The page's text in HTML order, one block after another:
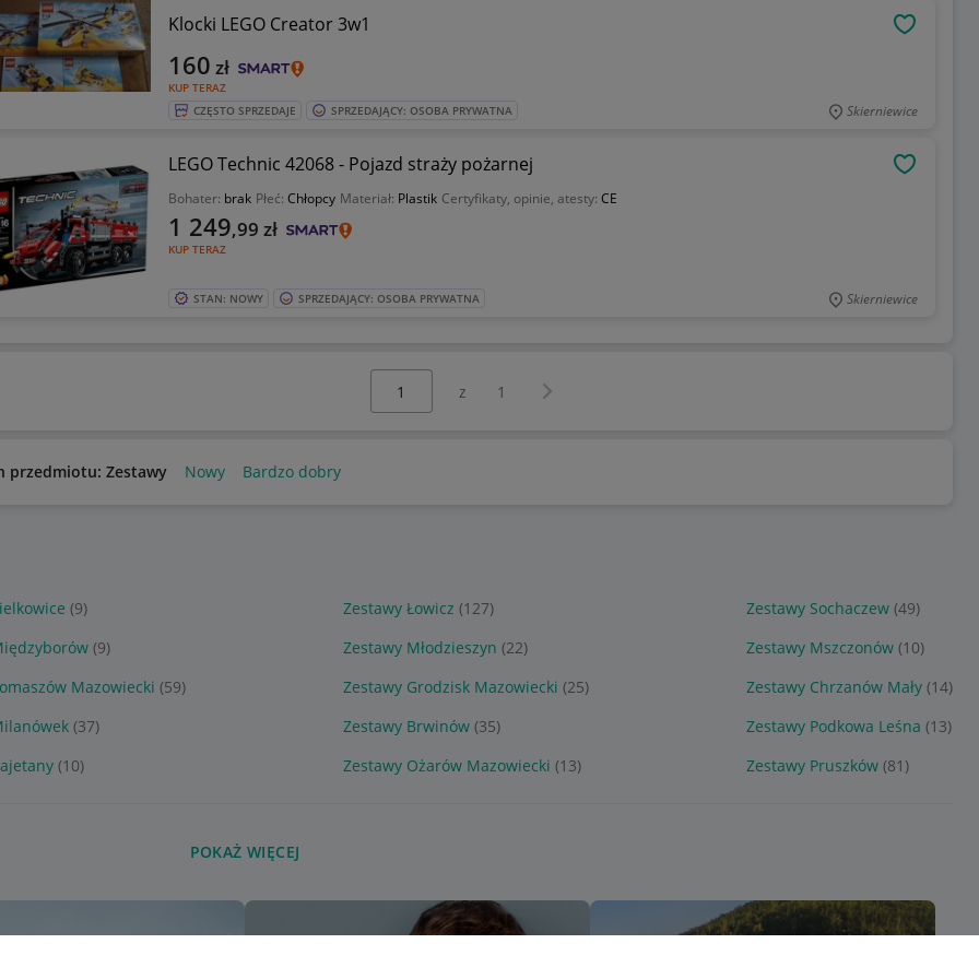
Klocki LEGO Creator 3w1
KUP TERAZ
160 zł
CZĘSTO SPRZEDAJE SPRZEDAJĄCY: OSOBA PRYWATNA Skierniewice
LEGO Technic 42068 - Pojazd straży pożarnej
Bohater: brak Płeć: Chłopcy Materiał: Plastik Certyfikaty, opinie, atesty: CE
KUP TERAZ
1 249,99 zł
STAN: NOWY SPRZEDAJĄCY: OSOBA PRYWATNA Skierniewice
z 1 Następna strona
przedmiotu: Zestawy Nowy Bardzo dobry
(9) Zestawy Łowicz (127) Zestawy Sochaczew (49)
(9) Zestawy Młodzieszyn (22) Zestawy Mszczonów (10)
Mazowiecki (59) Zestawy Grodzisk Mazowiecki (25) Zestawy Chrzanów Mały (14)
(37) Zestawy Brwinów (35) Zestawy Podkowa Leśna (13)
(10) Zestawy Ożarów Mazowiecki (13) Zestawy Pruszków (81)
POKAŻ WIĘCEJ